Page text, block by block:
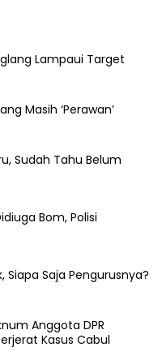
Lampaui Target
Masih ‘Perawan’
Sudah Tahu Belum
Bom, Polisi
Siapa Saja Pengurusnya?
Anggota DPR
Kasus Cabul